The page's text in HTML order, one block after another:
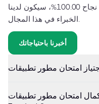
خدمات الامتحانات بالوكالة مع معدلات نجاح 100.00%، سيكون لدينا
الخبراء في هذا المجال.
أخبرنا باحتياجاتك
امتحان مطور تطبيقات